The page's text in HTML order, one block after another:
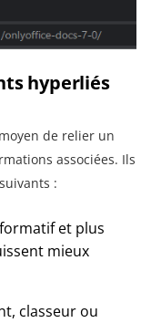
hyperliés
de relier un
associées. Ils
:
et plus
mieux
classeur ou